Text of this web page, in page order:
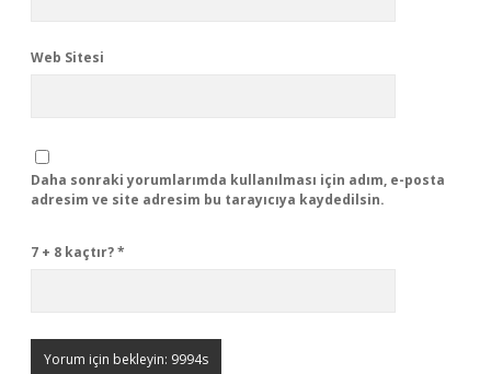
Web Sitesi
Daha sonraki yorumlarımda kullanılması için adım, e-posta
adresim ve site adresim bu tarayıcıya kaydedilsin.
7 + 8 kaçtır?*